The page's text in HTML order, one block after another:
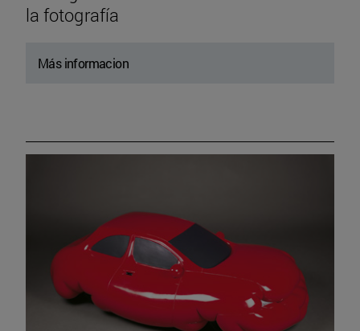
la fotografía
Más informacion